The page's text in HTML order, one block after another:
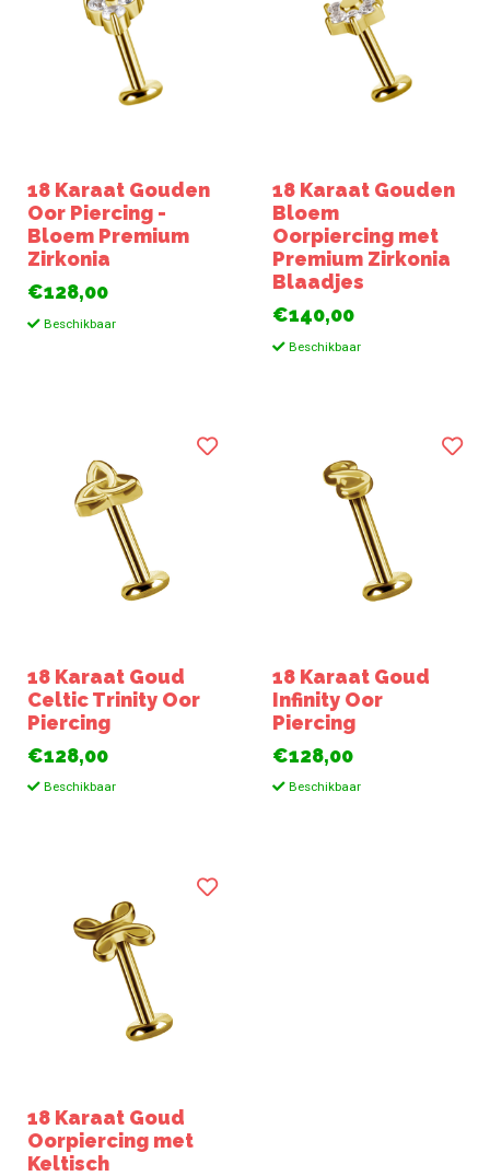
18 Karaat Gouden
Oor Piercing -
Bloem Premium
Zirkonia
€128,00
Beschikbaar
18 Karaat Gouden
Bloem
Oorpiercing met
Premium Zirkonia
Blaadjes
€140,00
Beschikbaar
18 Karaat Goud
Celtic Trinity Oor
Piercing
€128,00
Beschikbaar
18 Karaat Goud
Infinity Oor
Piercing
€128,00
Beschikbaar
18 Karaat Goud
Oorpiercing met
Keltisch